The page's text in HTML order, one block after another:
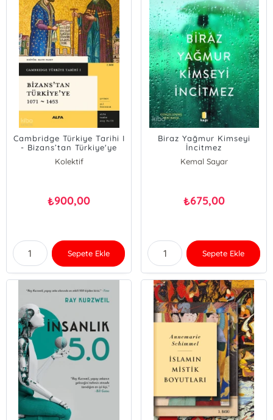
Cambridge Türkiye Tarihi I
- Bizans’tan Türkiye'ye
1071 - 1453
Kolektif
₺900,00
Sepete Ekle
Biraz Yağmur Kimseyi
İncitmez
Kemal Sayar
₺675,00
Sepete Ekle